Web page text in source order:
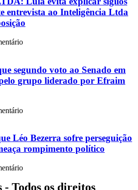
entrevista ao Inteligência Ltda
segundo voto ao Senado em
grupo liderado por Efraim
Léo Bezerra sofre perseguição
rompimento político
Todos os direitos